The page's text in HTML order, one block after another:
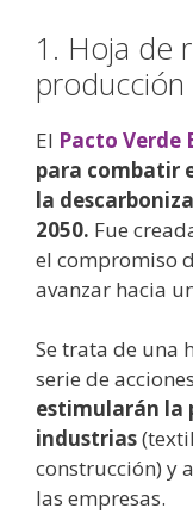
1. Hoja de
producción
El Pacto Verde
para combatir
la
2050. Fue
el compromiso
avanzar hacia
Se trata de una
serie de
estimularán la
industrias
construcción) y
las empresas.